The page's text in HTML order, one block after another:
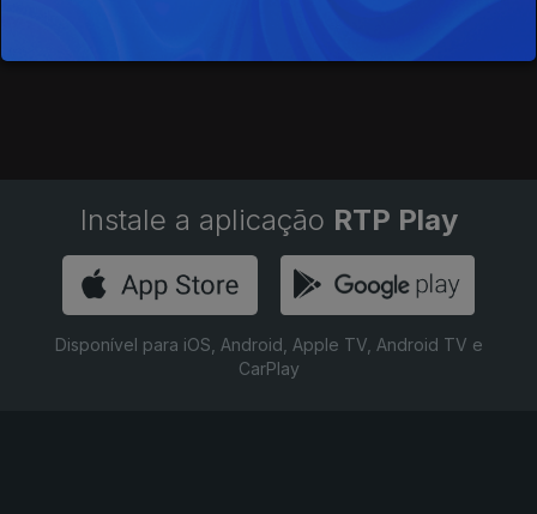
Instale a aplicação RTP Play
Disponível para iOS, Android, Apple TV, Android TV e
CarPlay